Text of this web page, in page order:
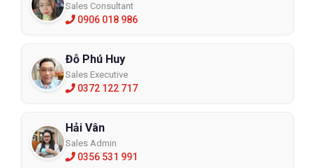
Sales Consultant
0906 018 986
Đỗ Phú Huy
Sales Executive
0372 122 717
Hải Vân
Sales Admin
0356 531 991